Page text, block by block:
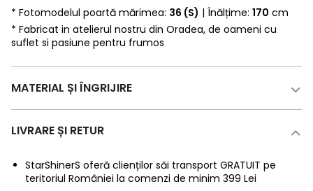
* Fotomodelul poartă mărimea: 36 (S) | Înălțime: 170 cm
* Fabricat in atelierul nostru din Oradea, de oameni cu
suflet si pasiune pentru frumos
MATERIAL ȘI ÎNGRIJIRE
LIVRARE ȘI RETUR
StarShinerS oferă clienților săi transport GRATUIT pe
teritoriul României la comenzi de minim 399 Lei